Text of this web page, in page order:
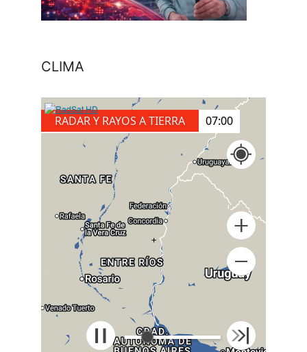
CLIMA
RADAR Y RAYOS A TIERRA 07:20
+